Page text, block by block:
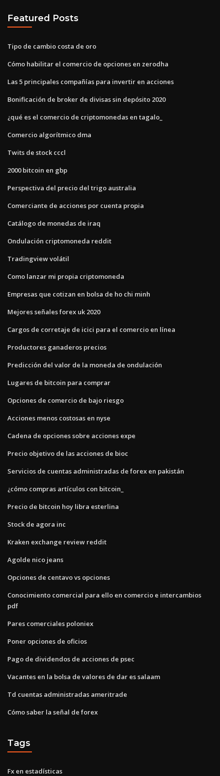
Featured Posts
Tipo de cambio costa de oro
Cómo habilitar el comercio de opciones en zerodha
Las 5 principales compañías para invertir en acciones
Bonificación de broker de divisas sin depósito 2020
¿qué es el comercio de criptomonedas en tagalo_
Comercio algorítmico dma
Twits de stock cccl
2000 bitcoin en gbp
Perspectiva del precio del trigo australia
Comerciante de acciones por cuenta propia
Catálogo de monedas de iraq
Ondulación criptomoneda reddit
Tradingview volátil
Como lanzar mi propia criptomoneda
Empresas que cotizan en bolsa de ho chi minh
Mejores señales forex uk 2020
Cargos de corretaje de icici para el comercio en línea
Productores ganaderos precios
Predicción del valor de la moneda de ondulación
Lugares de bitcoin para comprar
Opciones de comercio de bajo riesgo
Acciones menos costosas en nyse
Cadena de opciones sobre acciones expe
Precio objetivo de las acciones de bioc
Servicios de cuentas administradas de forex en pakistán
¿cómo compras artículos con bitcoin_
Precio de bitcoin hoy libra esterlina
Stock de agora inc
Kraken exchange review reddit
Agolde nico jeans
Opciones de centavo vs opciones
Conocimiento comercial para ello en comercio e intercambios
pdf
Pares comerciales poloniex
Poner opciones de oficios
Pago de dividendos de acciones de psec
Vacantes en la bolsa de valores de dar es salaam
Td cuentas administradas ameritrade
Cómo saber la señal de forex
Tags
Fx en estadísticas